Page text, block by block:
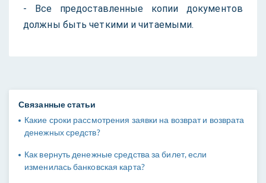
- Все предоставленные копии документов
должны быть четкими и читаемыми.
Связанные статьи
Какие сроки рассмотрения заявки на возврат и возврата
денежных средств?
Как вернуть денежные средства за билет, если
изменилась банковская карта?